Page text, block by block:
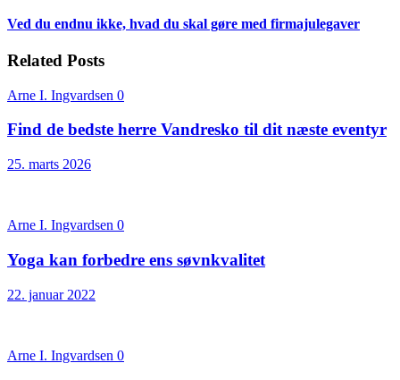
Ved du endnu ikke, hvad du skal gøre med firmajulegaver
Related Posts
Arne I. Ingvardsen 0
Find de bedste herre Vandresko til dit næste eventyr
25. marts 2026
Arne I. Ingvardsen 0
Yoga kan forbedre ens søvnkvalitet
22. januar 2022
Arne I. Ingvardsen 0